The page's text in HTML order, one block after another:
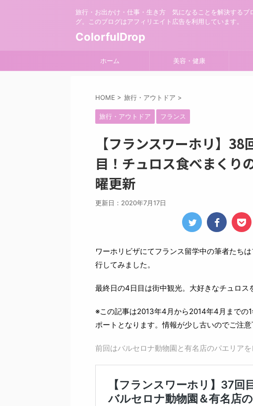
旅行・お出かけ・仕事・生き方 気になることを解決するブ
グ。このブログはアフィリエイト広告を利用しています。
ColorfulDrop
ホーム 美容・健康
HOME > 旅行・アウトドア >
旅行・アウトドア フランス
【フランスワーホリ】
目！チュロス食べまくり
曜更新
更新日： 2020年7月17日
ワーホリビザにてフランス留学中の筆者たち
行してみました。
最終日の4日目は街中観光。大好きなチュロス
※この記事は2013年4月から2014年4月までの
ポートとなります。情報が少し古いのでご注意
前回はバルセロナ動物園と有名店のパエリア